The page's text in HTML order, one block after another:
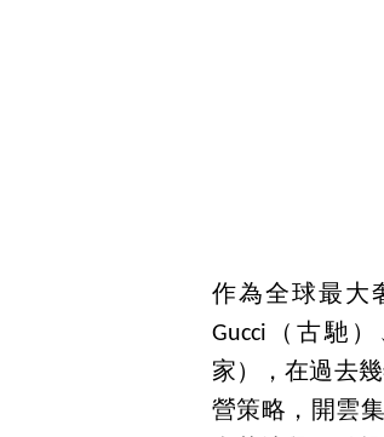
作為全球最大
Gucci（古馳
家），在過去
營策略，開雲